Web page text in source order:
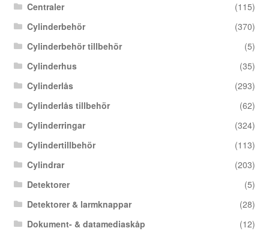
Centraler
(115)
Cylinderbehör
(370)
Cylinderbehör tillbehör
(5)
Cylinderhus
(35)
Cylinderlås
(293)
Cylinderlås tillbehör
(62)
Cylinderringar
(324)
Cylindertillbehör
(113)
Cylindrar
(203)
Detektorer
(5)
Detektorer & larmknappar
(28)
Dokument- & datamediaskåp
(12)